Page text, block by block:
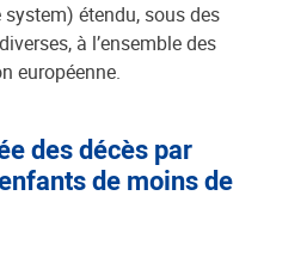
étendu, sous des
à l’ensemble des
européenne.
des décès par
de moins de